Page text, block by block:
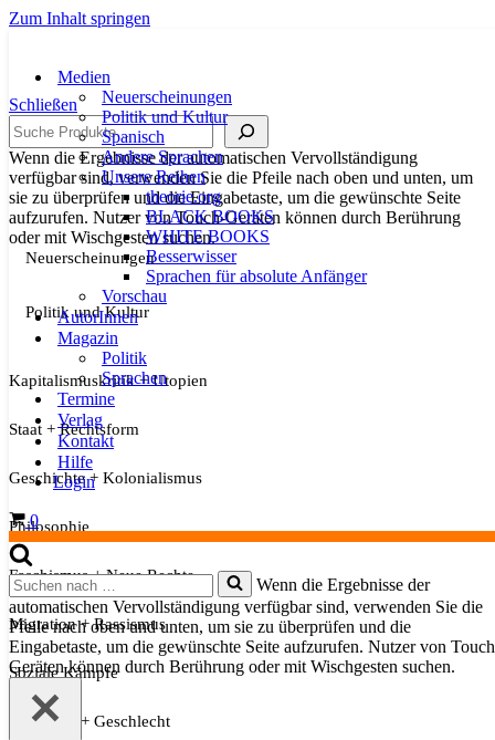
Zum Inhalt springen
Medien
Neuerscheinungen
Politik und Kultur
Spanisch
Andere Sprachen
Unsere Reihen
theorie.org
BLACK BOOKS
WHITE BOOKS
Besserwisser
Sprachen für absolute Anfänger
Vorschau
AutorInnen
Magazin
Politik
Sprachen
Termine
Verlag
Kontakt
Hilfe
Login
Warenkorb
0
Suchen
nach …
Wenn die Ergebnisse der
automatischen Vervollständigung verfügbar sind, verwenden Sie die
Pfeile nach oben und unten, um sie zu überprüfen und die
Eingabetaste, um die gewünschte Seite aufzurufen. Nutzer von
Geräten können durch Berührung oder mit Wischgesten suchen.
Schließen
Suche
Wenn die Ergebnisse der automatischen Vervollständigung
verfügbar sind, verwenden Sie die Pfeile nach oben und unten, um
sie zu überprüfen und die Eingabetaste, um die gewünschte Seite
aufzurufen. Nutzer von Touch-Geräten können durch Berührung
oder mit Wischgesten suchen.
Neuerscheinungen
Politik und Kultur
Kapitalismuskritik + Utopien
Staat + Rechtsform
Geschichte + Kolonialismus
Philosophie
Faschismus + Neue Rechte
Migration + Rassismus
Soziale Kämpfe
Sexualität + Geschlecht